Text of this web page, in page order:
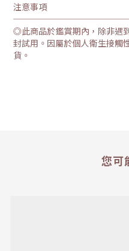
注意事項
◎此商品於鑑賞期內，除非遇
封試用。因屬於個人衛生接觸
貨。
您可